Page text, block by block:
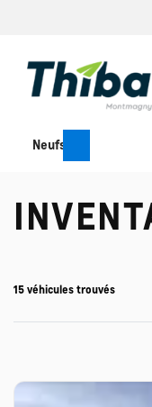
Neufs
15 véhicules trouvés